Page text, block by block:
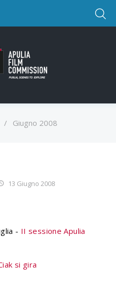
/ Giugno 2008
13 Giugno 2008
- II sessione Apulia
si gira